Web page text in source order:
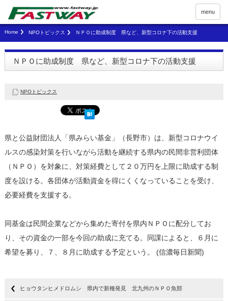
menu
Home NPOトピックス ＮＰＯに助成制度 県など、新型コロナ下の活動支援
ＮＰＯに助成制度 県など、新型コロナ下の活動支援
NPOトピックス
県と公益財団法人「県みらい基金」（長野市）は、新型コロナウイ
ルスの感染対策を行いながら活動を継続する県内の民間非営利団体
（ＮＰＯ）を対象に、対策経費として２０万円を上限に助成する制
度を設ける。各団体が活動資金を得にくくなっていることを受け、
必要経費を支援する。
同基金は民間企業などから集めた寄付を県内ＮＰＯに配分してお
り、その資金の一部を今回の助成に充てる。同課によると、６月に
希望を募り、７、８月に助成する予定という。 (信濃毎日新聞)
ヒョウタンヒメドロムシ 県内で新種発見 北九州のＮＰＯ魚部